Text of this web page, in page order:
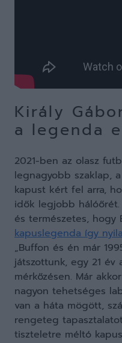
Király
a legenda
2021-ben az olasz
legnagyobb szaklap,
kapust kért fel arra,
idők legjobb hálóőrét.
és természetes, hogy
kapuslegenda így
„Buffon és én már
játszottunk, egy 21
mérkőzésen. Már
nagyon tehetséges
van a háta mögött,
rengeteg
tiszteletre méltó